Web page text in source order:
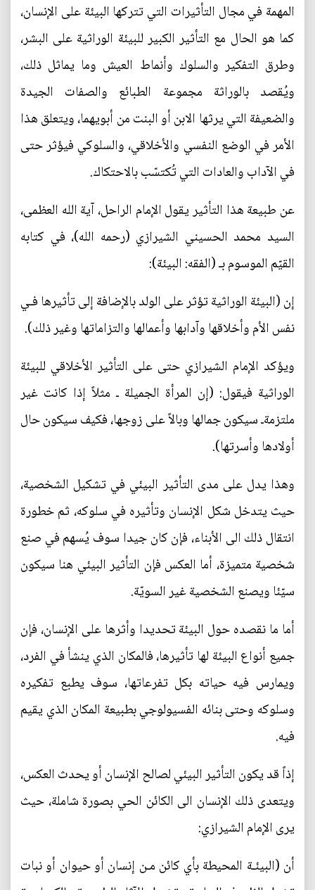
المهمة في مجال التأثيرات التي تتركها البيئة على الإنسان،
كما هو الحال مع التأثير الكبير للبيئة الوراثية على البشر،
وطرق التفكير والسلوك وأنماط العيش وما يماثل ذلك،
ويُقصد بالوراثة مجموعة الطبائع والصفات الجيدة
والضعيفة التي يرثها الابن أو البنت من أبويهما، ويتعلق هذا
الأمر في الوضع النفسي والأخلاقي، والسلوكي فيؤثر حتى
في الآداب والعادات التي تُكتسّب بالاحتكاك.
عن طبيعة هذا التأثير يقول الإمام الراحل، آية الله العظمى،
السيد محمد الحسيني الشيرازي (رحمه الله)، في كتابه
القيّم الموسوم بـ (الفقه: البيئة):
إن (البيئة الوراثية تؤثر على الولد بالإضافة إلى تأثيرها فـي
نفس الأم وأخلاقها وآدابها وأعمالها والتزاماتها وغير ذلك).
ويؤكد الإمام الشيرازي حتى على التأثير الأخلاقي للبيئة
الوراثية فيقول: (إن المرأة الجميلة ـ مثلاً إذا كانت غير
ملتزمةـ سيكون جمالها وبالاً على زوجها، فكيف سيكون حال
أولادها وأسرتها).
وهذا يدل على مدى التأثير البيئي في تشكيل الشخصية،
حيث يتدخل شكل الإنسان وتأثيره في سلوكه، ثم خطورة
انتقال ذلك الى الأبناء، فإن كان جيدا سوف يُسهم في صنع
شخصية متميزة، أما العكس فإن التأثير البيئي هنا سيكون
سيّئا ويصنع الشخصية غير السويّة.
أما ما نقصده حول البيئة تحديدا وأثرها على الإنسان، فإن
جميع أنواع البيئة لها تأثيرها، فالمكان الذي ينشأ في الفرد،
ويمارس فيه حياته بكل تفرعاتها، سوف يطبع تفكيره
وسلوكه وحتى بنائه الفسيولوجي بطبيعة المكان الذي يقيم
فيه.
إذاً قد يكون التأثير البيئي لصالح الإنسان أو يحدث العكس،
ويتعدى ذلك الإنسان الى الكائن الحي بصورة شاملة، حيث
يرى الإمام الشيرازي:
أن (البيئـة المحيطة بأي كائن مـن إنسان أو حيوان أو نبات